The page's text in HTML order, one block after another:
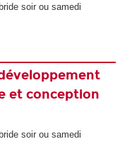
soir ou samedi
et conception
soir ou samedi